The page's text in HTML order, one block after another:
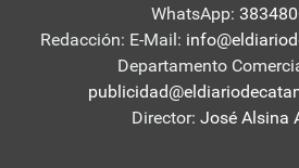
WhatsApp:
Redacción: E-Mail:
Departamento
Director: José Alsina